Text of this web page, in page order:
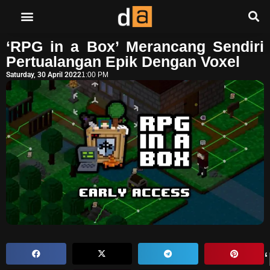
‘RPG in a Box’ Merancang Sendiri
Pertualangan Epik Dengan Voxel
Saturday, 30 April 20221:00 PM